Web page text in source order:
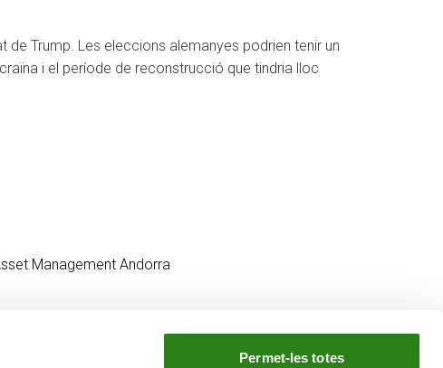
Permet-les totes
de Trump. Les eleccions alemanyes podrien tenir un
i el període de reconstrucció que tindria lloc
Management Andorra